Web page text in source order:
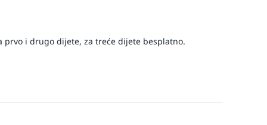
prvo i drugo dijete, za treće dijete besplatno.